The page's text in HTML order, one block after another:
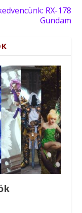
RX-178
Gundam